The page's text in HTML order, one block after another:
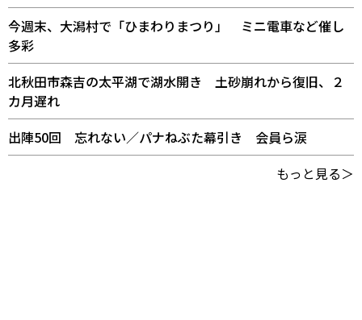
今週末、大潟村で「ひまわりまつり」 ミニ電車など催し
多彩
北秋田市森吉の太平湖で湖水開き 土砂崩れから復旧、２
カ月遅れ
出陣50回 忘れない／パナねぶた幕引き 会員ら涙
もっと見る＞